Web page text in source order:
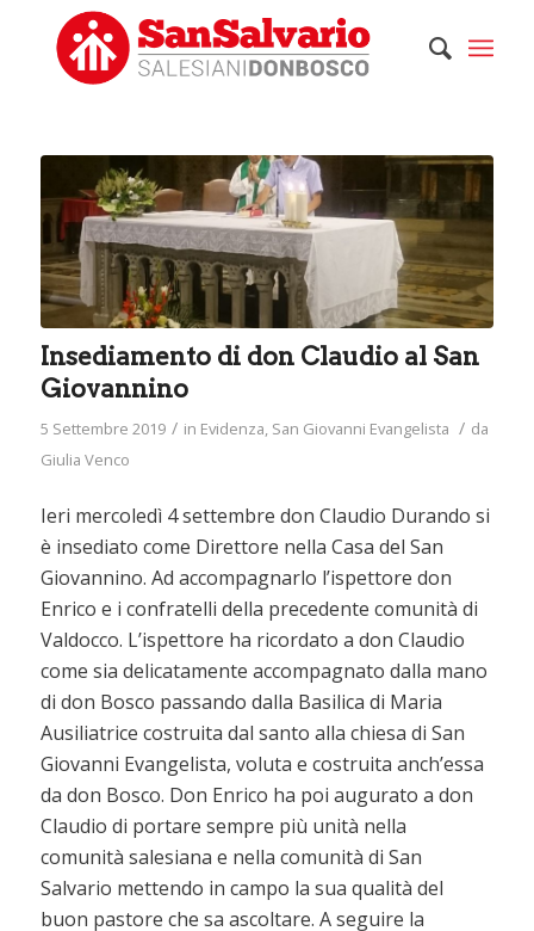
Insediamento di don Claudio al San
Giovannino
5 Settembre 2019 / in Evidenza, San Giovanni Evangelista / da
Giulia Venco
Ieri mercoledì 4 settembre don Claudio Durando si
è insediato come Direttore nella Casa del San
Giovannino. Ad accompagnarlo l’ispettore don
Enrico e i confratelli della precedente comunità di
Valdocco. L’ispettore ha ricordato a don Claudio
come sia delicatamente accompagnato dalla mano
di don Bosco passando dalla Basilica di Maria
Ausiliatrice costruita dal santo alla chiesa di San
Giovanni Evangelista, voluta e costruita anch’essa
da don Bosco. Don Enrico ha poi augurato a don
Claudio di portare sempre più unità nella
comunità salesiana e nella comunità di San
Salvario mettendo in campo la sua qualità del
buon pastore che sa ascoltare. A seguire la